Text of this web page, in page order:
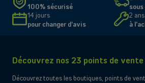
100% sécurisé
14 jours
pour changer d'avis
2
à
Découvrez nos 23 points de vente
Découvrez toutes les boutiques, points de